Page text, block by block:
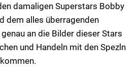
damaligen Superstars Bobby
dem alles überragenden
an die Bilder dieser Stars
und Handeln mit den Spezln